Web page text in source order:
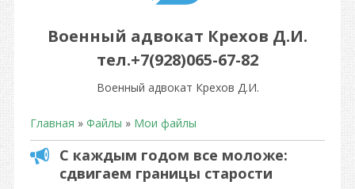
Военный адвокат Крехов Д.И.
тел.+7(928)065-67-82
Военный адвокат Крехов Д.И.
Главная » Файлы » Мои файлы
С каждым годом все моложе:
сдвигаем границы старости